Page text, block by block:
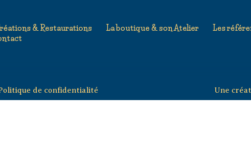
& Restaurations La boutique & son Atelier Les
Paques
de confidentialité Une